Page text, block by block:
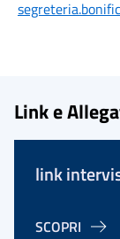
Link e
link
SCOPRI